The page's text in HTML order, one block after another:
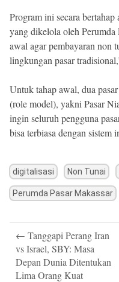
Program ini secara
yang dikelola oleh Perumda
awal agar pembayaran non
lingkungan pasar
Untuk tahap awal, dua
(role model), yakni Pasar
ingin seluruh pengguna
bisa terbiasa dengan sistem
digitalisasi Non Tunai
Perumda Pasar Makassar
navigation
← Tanggapi Perang Iran
vs Israel, SBY: Masa
Depan Dunia Ditentukan
Lima Orang Kuat